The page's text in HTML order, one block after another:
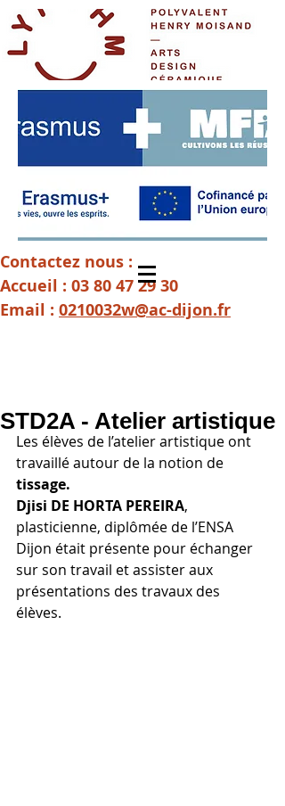
Contactez nous :
Accueil : 03 80 47 29 30
Email : 0210032w@ac-dijon.fr
STD2A - Atelier artistique
Les élèves de l’atelier artistique ont
travaillé autour de la notion de
tissage.
Djisi DE HORTA PEREIRA,
plasticienne, diplômée de l’ENSA
Dijon était présente pour échanger
sur son travail et assister aux
présentations des travaux des
élèves.